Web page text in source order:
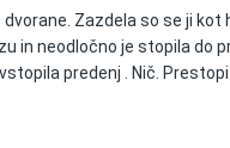
Zazdela so se ji
in neodločno je stopila do
predenj . Nič.